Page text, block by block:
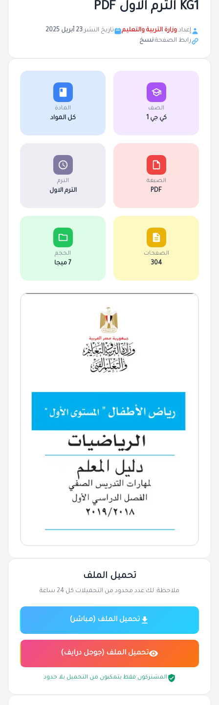
KG1 الترم الاول PDF
إعداد:وزارة التربية والتعليم تاريخ النشر:23 أبريل 2025
رابط الصفحة:نسخ
الصف
كي جي 1
المادة
كل المواد
الصيغة
PDF
الترم
الترم الاول
الصفحات
304
الحجم
7 ميجا
تحميل الملف
ملاحظة: لك عدد محدود من التحميلات كل 24 ساعة
تحميل الملف (مباشر)
تحميل الملف (جوجل درايف)
المشتركون فقط يتمكنون من التحميل بلا حدود